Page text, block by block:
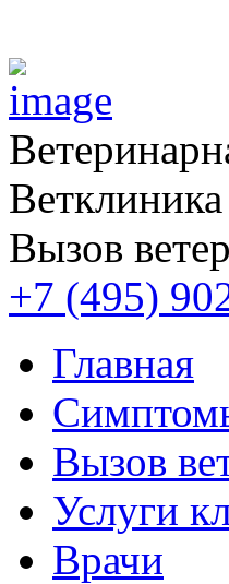
Ветклиника
Вызов
+7 (495)
Главная
Вызов
Услуги
Врачи